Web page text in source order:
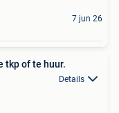
7 jun 26
tkp of te huur.
Details